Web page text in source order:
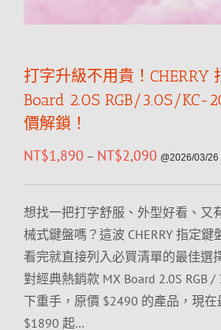
打字升級不用貴！CHERRY
Board 2.0S RGB/3.0S/KC-
價解鎖！
NT$1,890 – NT$2,090 @2026/03/26
想找一把打字舒服、外型好看、又
械式鍵盤嗎？這波 CHERRY 指定
看完就直接列入必買清單的最佳選
對經典熱銷款 MX Board 2.0S RGB /
下重手，原價 $2490 的產品，現在
$1890 起…